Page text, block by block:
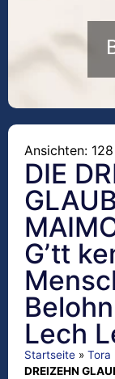
Ansichten: 128
DIE
G’tt
Lech
Startseite » Tora
DREIZEHN